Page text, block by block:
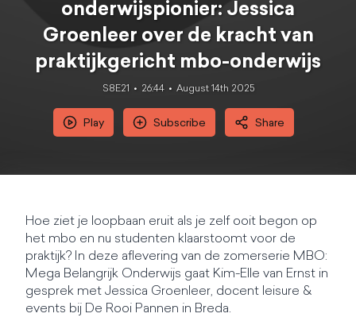
onderwijspionier: Jessica
Groenleer over de kracht van
praktijkgericht mbo-onderwijs
S8E21 26:44 August 14th 2025
Play Subscribe Share
Hoe ziet je loopbaan eruit als je zelf ooit begon op
het mbo en nu studenten klaarstoomt voor de
praktijk? In deze aflevering van de zomerserie MBO:
Mega Belangrijk Onderwijs gaat Kim-Elle van Ernst in
gesprek met Jessica Groenleer, docent leisure &
events bij De Rooi Pannen in Breda.